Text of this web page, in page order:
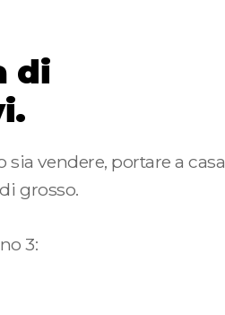
di
vendere, portare a casa
grosso.
3: